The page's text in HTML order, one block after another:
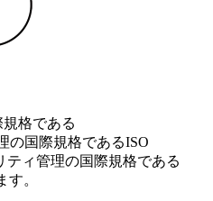
格である
の国際規格であるISO
ティ管理の国際規格である
す。